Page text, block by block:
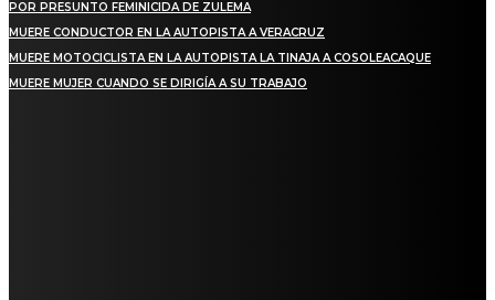
POR PRESUNTO FEMINICIDA DE ZULEMA
MUERE CONDUCTOR EN LA AUTOPISTA A VERACRUZ
MUERE MOTOCICLISTA EN LA AUTOPISTA LA TINAJA A COSOLEACAQUE
MUERE MUJER CUANDO SE DIRIGÍA A SU TRABAJO